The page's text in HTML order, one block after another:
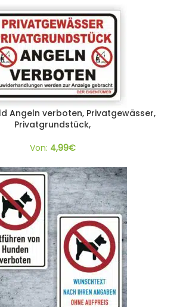
Angeln verboten, Privatgewässer,
Privatgrundstück,
Von: 4,99€